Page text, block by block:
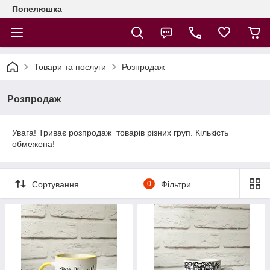
Попелюшка
Товари та послуги Розпродаж
Розпродаж
Увага! Триває розпродаж товарів різних груп. Кількість
обмежена!
Сортування 0 Фільтри